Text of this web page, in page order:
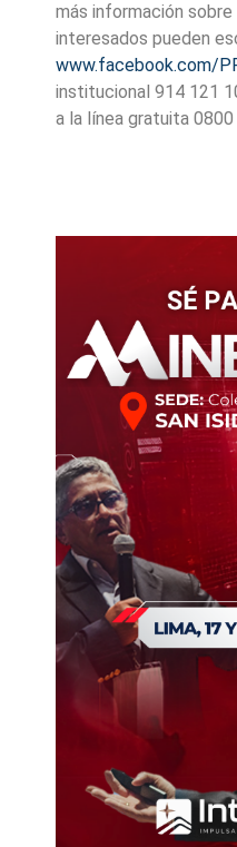
más información
interesados pueden
www.facebook.com/
institucional 914 121
a la línea gratuita 0800